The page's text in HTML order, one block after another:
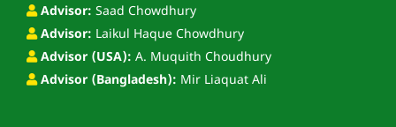
Advisor: Saad Chowdhury
Advisor: Laikul Haque Chowdhury
Advisor (USA): A. Muquith Choudhury
Advisor (Bangladesh): Mir Liaquat Ali